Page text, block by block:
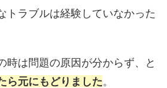
トラブルは経験していなかった
時は問題の原因が分からず、と
ら元にもどりました。